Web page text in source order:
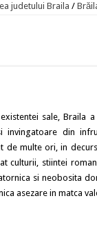
judetului Braila /
sale, Braila
invingatoare din
de multe ori, in
culturii, stiintei
si neobosita
asezare in matca